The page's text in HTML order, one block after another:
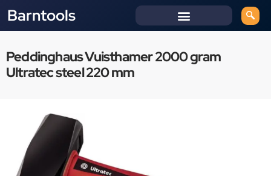
Barntools
Peddinghaus Vuisthamer 2000 gram
Ultratec steel 220 mm